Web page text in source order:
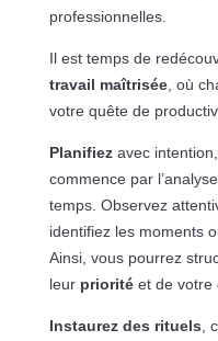
professionnelles.
Il est temps de
travail maîtrisée, où
votre quête de
Planifiezavec
commence par
temps. Observez
identifiez les moments
Ainsi, vous pourrez
leur prioritéet de votre
Instaurez des rituels ,